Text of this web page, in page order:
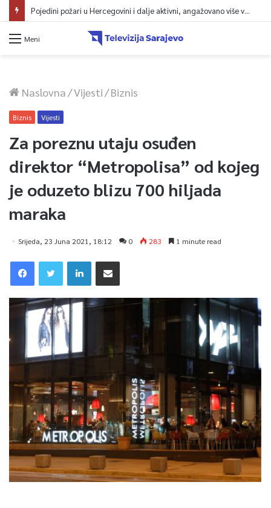
Pojedini požari u Hercegovini i dalje aktivni, angažovano više vatrogasaca i helikopter
Meni
Naslovna/Vijesti/Biznis
Biznis Vijesti
Za poreznu utaju osuđen
direktor “Metropolisa” od kojeg
je oduzeto blizu 700 hiljada
maraka
Srijeda, 23 Juna 2021, 18:12 0 283 1 minute read